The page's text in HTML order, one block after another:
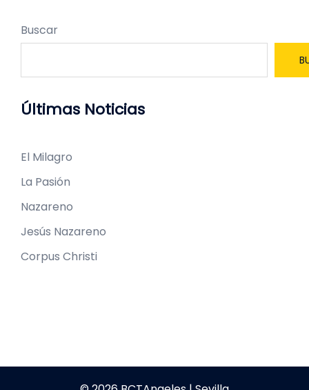
Buscar
Últimas Noticias
El Milagro
La Pasión
Nazareno
Jesús Nazareno
Corpus Christi